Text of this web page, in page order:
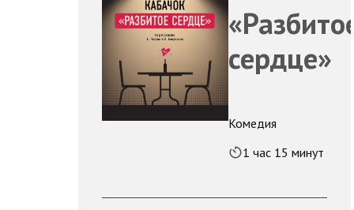
сердце»
Комедия
1 час 15 минут